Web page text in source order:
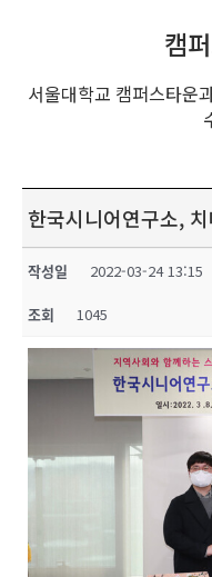
캠
서울대학교 캠퍼스타운
한국시니어연구소,
작성일 2022-03-24 13:15
조회 1045